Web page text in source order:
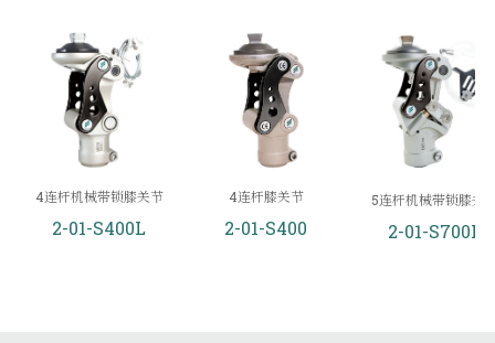
4连杆机械带锁膝关节
2-01-S400L
4连杆膝关节
2-01-S400
5连杆机械带锁膝关
2-01-S700L